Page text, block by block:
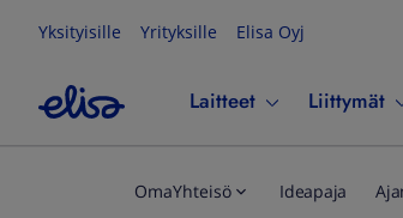
Yksityisille Yrityksille Elisa Oyj
Laitteet Liittymät
OmaYhteisö Ideapaja